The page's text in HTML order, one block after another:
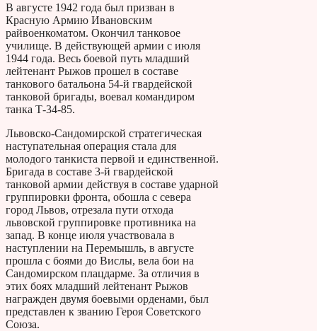
В августе 1942 года был призван в
Красную Армию Ивановским
райвоенкоматом. Окончил танковое
училище. В действующей армии с июля
1944 года. Весь боевой путь младший
лейтенант Рыжов прошел в составе
танкового батальона 54-й гвардейской
танковой бригады, воевал командиром
танка Т-34-85.
Львовско-Сандомирской стратегическая
наступательная операция стала для
молодого танкиста первой и единственной.
Бригада в составе 3-й гвардейской
танковой армии действуя в составе ударной
группировки фронта, обошла с севера
город Львов, отрезала пути отхода
львовской группировке противника на
запад. В конце июля участвовала в
наступлении на Перемышль, в августе
прошла с боями до Вислы, вела бои на
Сандомирском плацдарме. За отличия в
этих боях младший лейтенант Рыжов
награжден двумя боевыми орденами, был
представлен к званию Героя Советского
Союза.